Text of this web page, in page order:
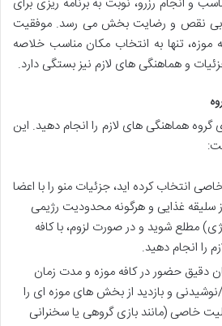
نقص و رضایت بخش می رسد. موفقیت
تنها به انتخاب مکان مناسب خلاصه
و هماهنگی های لازم نیز بستگی دارد.
گروه هماهنگی های لازم را انجام دهید. این
انتخاب کرده اید، جزئیات منو را با اعضا
سلیقه غذایی و هرگونه محدودیت رژیمی
مطلع شوید و در صورت لزوم، با کافه
را انجام دهید.
دقیق حضور در کافه موزه و مدت زمان
و بازدید از بخش های موزه ای را
خاصی (مانند بازی گروهی یا سخنرانی